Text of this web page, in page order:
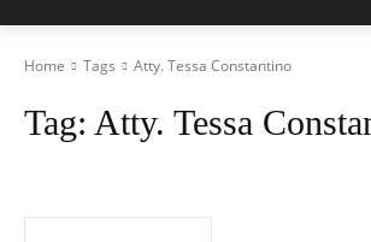
Home Tags Atty. Tessa Constantino
Tag: Atty. Tessa